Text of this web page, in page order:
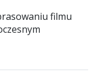
filmu